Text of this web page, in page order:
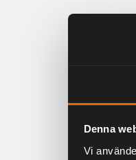
Denna
Vi